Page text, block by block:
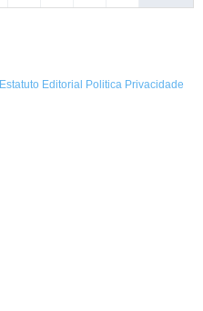
Estatuto Editorial Politica Privacidade